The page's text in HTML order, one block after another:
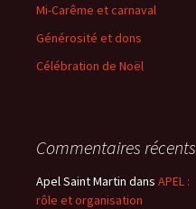
Mi-Carême et carnaval
Générosité et dons
Célébration de Noël
Commentaires récents
Apel Saint Martin dans APEL :
rôle et organisation